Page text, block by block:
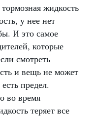
жидкость
у нее нет
И это самое
которые
смотреть
и вещь не может
предел.
во время
теряет все